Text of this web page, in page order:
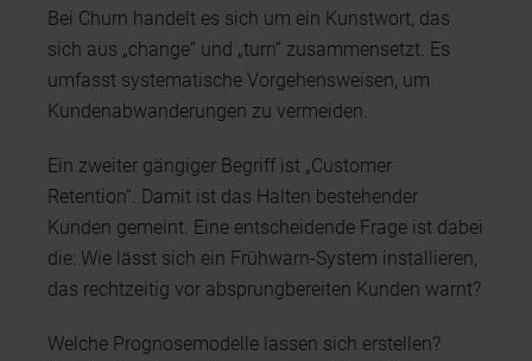
Bei Churn handelt es sich um ein Kunstwort, das
sich aus „change“ und „turn“ zusammensetzt. Es
umfasst systematische Vorgehensweisen, um
Kundenabwanderungen zu vermeiden.
Ein zweiter gängiger Begriff ist „Customer
Retention“. Damit ist das Halten bestehender
Kunden gemeint. Eine entscheidende Frage ist dabei
die: Wie lässt sich ein Frühwarn-System installieren,
das rechtzeitig vor absprungbereiten Kunden warnt?
Welche Prognosemodelle lassen sich erstellen?